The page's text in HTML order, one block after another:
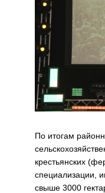
По итогам
крестьянских
специализации,
свыше 3000